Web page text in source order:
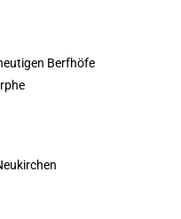
Berfhöfe